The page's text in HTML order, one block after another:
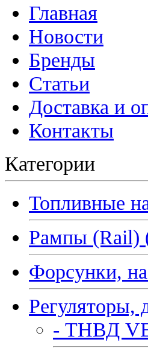
Главная
Новости
Бренды
Статьи
Доставка и
Контакты
Категории
Топливные
Рампы (Rail)
Форсунки,
Регуляторы,
- ТНВД